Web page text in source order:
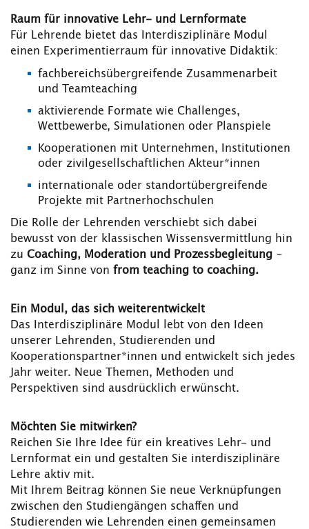
Raum für innovative Lehr- und Lernformate
Für Lehrende bietet das Interdisziplinäre Modul
einen Experimentierraum für innovative Didaktik:
fachbereichsübergreifende Zusammenarbeit
und Teamteaching
aktivierende Formate wie Challenges,
Wettbewerbe, Simulationen oder Planspiele
Kooperationen mit Unternehmen, Institutionen
oder zivilgesellschaftlichen Akteur*innen
internationale oder standortübergreifende
Projekte mit Partnerhochschulen
Die Rolle der Lehrenden verschiebt sich dabei
bewusst von der klassischen Wissensvermittlung hin
zu Coaching, Moderation und Prozessbegleitung –
ganz im Sinne von from teaching to coaching.
Ein Modul, das sich weiterentwickelt
Das Interdisziplinäre Modul lebt von den Ideen
unserer Lehrenden, Studierenden und
Kooperationspartner*innen und entwickelt sich jedes
Jahr weiter. Neue Themen, Methoden und
Perspektiven sind ausdrücklich erwünscht.
Möchten Sie mitwirken?
Reichen Sie Ihre Idee für ein kreatives Lehr- und
Lernformat ein und gestalten Sie interdisziplinäre
Lehre aktiv mit.
Mit Ihrem Beitrag können Sie neue Verknüpfungen
zwischen den Studiengängen schaffen und
Studierenden wie Lehrenden einen gemeinsamen